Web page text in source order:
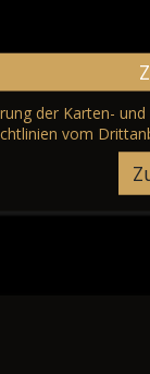
der Karten-
vom